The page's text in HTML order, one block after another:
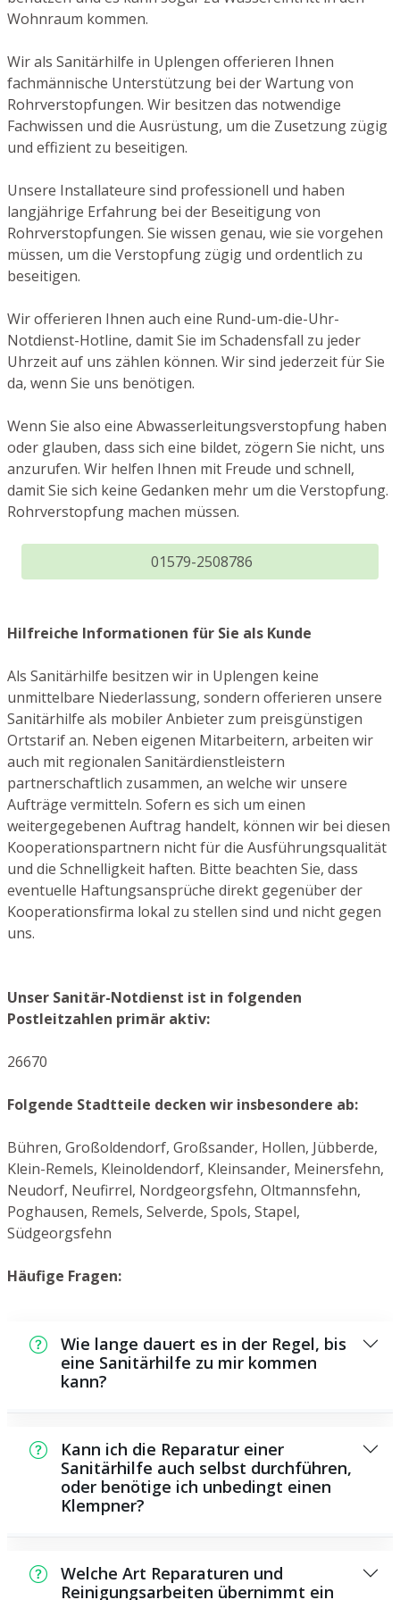
Wohnraum kommen.
Wir als Sanitärhilfe in Uplengen offerieren Ihnen
fachmännische Unterstützung bei der Wartung von
Rohrverstopfungen. Wir besitzen das notwendige
Fachwissen und die Ausrüstung, um die Zusetzung zügig
und effizient zu beseitigen.
Unsere Installateure sind professionell und haben
langjährige Erfahrung bei der Beseitigung von
Rohrverstopfungen. Sie wissen genau, wie sie vorgehen
müssen, um die Verstopfung zügig und ordentlich zu
beseitigen.
Wir offerieren Ihnen auch eine Rund-um-die-Uhr-
Notdienst-Hotline, damit Sie im Schadensfall zu jeder
Uhrzeit auf uns zählen können. Wir sind jederzeit für Sie
da, wenn Sie uns benötigen.
Wenn Sie also eine Abwasserleitungsverstopfung haben
oder glauben, dass sich eine bildet, zögern Sie nicht, uns
anzurufen. Wir helfen Ihnen mit Freude und schnell,
damit Sie sich keine Gedanken mehr um die Verstopfung.
Rohrverstopfung machen müssen.
01579-2508786
Hilfreiche Informationen für Sie als Kunde
Als Sanitärhilfe besitzen wir in Uplengen keine
unmittelbare Niederlassung, sondern offerieren unsere
Sanitärhilfe als mobiler Anbieter zum preisgünstigen
Ortstarif an. Neben eigenen Mitarbeitern, arbeiten wir
auch mit regionalen Sanitärdienstleistern
partnerschaftlich zusammen, an welche wir unsere
Aufträge vermitteln. Sofern es sich um einen
weitergegebenen Auftrag handelt, können wir bei diesen
Kooperationspartnern nicht für die Ausführungsqualität
und die Schnelligkeit haften. Bitte beachten Sie, dass
eventuelle Haftungsansprüche direkt gegenüber der
Kooperationsfirma lokal zu stellen sind und nicht gegen
uns.
Unser Sanitär-Notdienst ist in folgenden
Postleitzahlen primär aktiv:
26670
Folgende Stadtteile decken wir insbesondere ab:
Bühren, Großoldendorf, Großsander, Hollen, Jübberde,
Klein-Remels, Kleinoldendorf, Kleinsander, Meinersfehn,
Neudorf, Neufirrel, Nordgeorgsfehn, Oltmannsfehn,
Poghausen, Remels, Selverde, Spols, Stapel,
Südgeorgsfehn
Häufige Fragen:
Wie lange dauert es in der Regel, bis
eine Sanitärhilfe zu mir kommen
kann?
kurzen Zeitraum an der Schadensstelle sein.
Dies hängt aber auch von der Auftragslage
zu dem Zeitpunkt ab und von der
Verkehrssituation und der Entfernung zu
Kann ich die Reparatur einer
Sanitärhilfe auch selbst durchführen,
oder benötige ich unbedingt einen
Klempner?
Wartungsarbeiten, die Sie selbst
durchführen können, beispielsweise die
Welche Art Reparaturen und
Reinigungsarbeiten übernimmt ein